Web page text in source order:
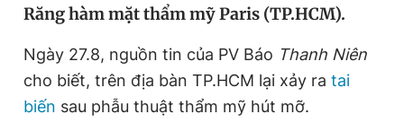
Tiện ích Bạn cần biết
Răng hàm mặt thẩm mỹ Paris (TP.HCM).
Ngày 27.8, nguồn tin của PV Báo Thanh Niên
cho biết, trên địa bàn TP.HCM lại xảy ra tai
biến sau phẫu thuật thẩm mỹ hút mỡ.